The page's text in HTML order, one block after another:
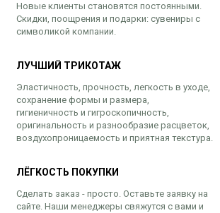
Новые клиенты становятся постоянными.
Скидки, поощрения и подарки: сувениры с
символикой компании.
ЛУЧШИЙ ТРИКОТАЖ
Эластичность, прочность, легкость в уходе,
сохранение формы и размера,
гигиеничность и гигроскопичность,
оригинальность и разнообразие расцветок,
воздухопроницаемость и приятная текстура.
ЛЁГКОСТЬ ПОКУПКИ
Сделать заказ - просто. Оставьте заявку на
сайте. Наши менеджеры свяжутся с вами и